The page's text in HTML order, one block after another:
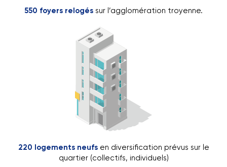
550 foyers relogés sur l’agglomération troyenne.
220 logements neufsen diversification prévus sur le
quartier (collectifs, individuels)